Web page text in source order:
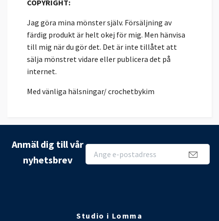
COPYRIGHT:
Jag göra mina mönster själv. Försäljning av
färdig produkt är helt okej för mig. Men hänvisa
till mig när du gör det. Det är inte tillåtet att
sälja mönstret vidare eller publicera det på
internet.
Med vänliga hälsningar/ crochetbykim
Anmäl dig till vår
nyhetsbrev
Studio i Lomma